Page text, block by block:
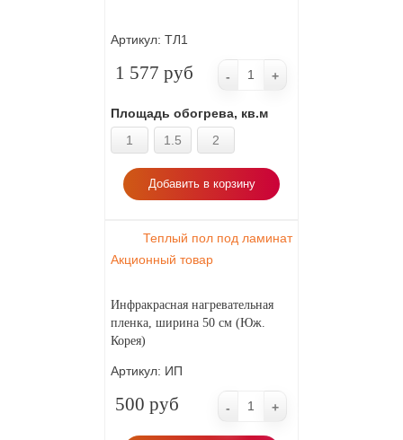
Артикул: ТЛ1
1 577 руб
Площадь обогрева, кв.м
1
1.5 2
- +
Добавить в корзину
Теплый пол под ламинат
Акционный товар
Инфракрасная нагревательная
пленка, ширина 50 см (Юж.
Корея)
Артикул: ИП
500 руб - +